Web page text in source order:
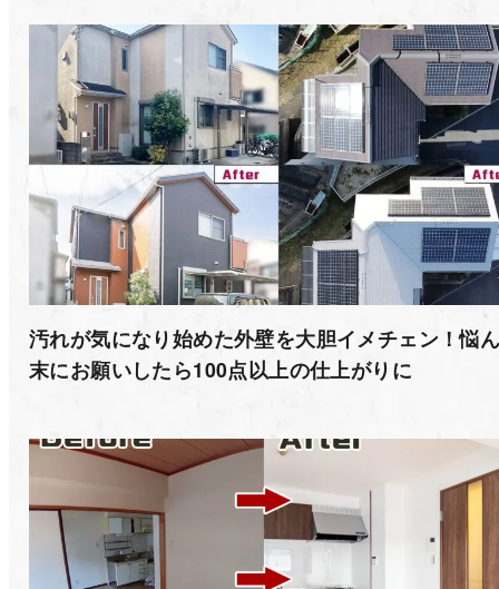
汚れが気になり始めた外壁を大胆イメチェン！悩
末にお願いしたら100点以上の仕上がりに